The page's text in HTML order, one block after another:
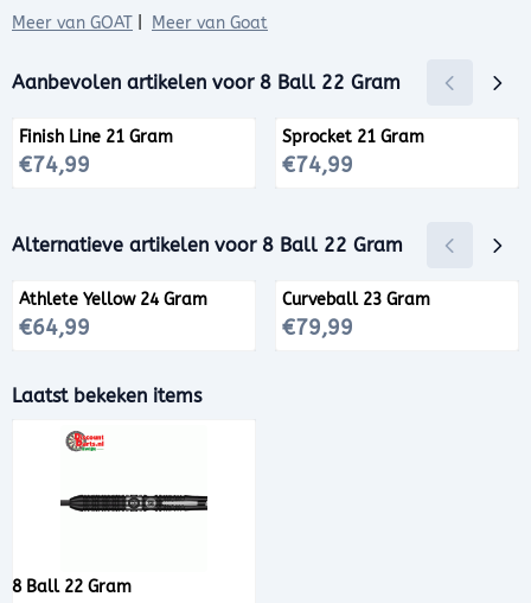
Meer van GOAT Meer van Goat
Aanbevolen artikelen voor 8 Ball 22 Gram
Finish Line 21 Gram
Prijs: 74,99
€74,99
Sprocket 21 Gram
Prijs: 74,99
€74,99
Alternatieve artikelen voor 8 Ball 22 Gram
Athlete Yellow 24 Gram
Prijs: 64,99
€64,99
Curveball 23 Gram
Prijs: 79,99
€79,99
Laatst bekeken items
8 Ball 22 Gram